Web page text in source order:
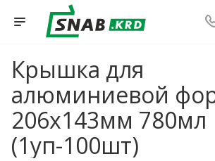
Крышка для
алюминиевой
206х143мм 780мл
(1уп-100шт)